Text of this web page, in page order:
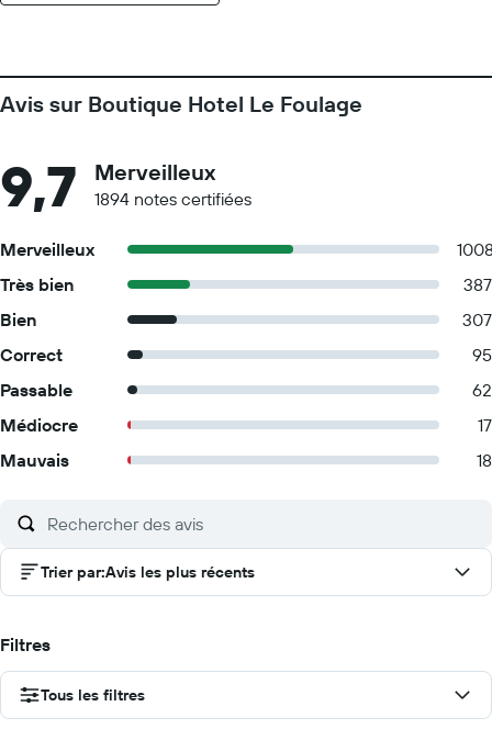
Avis sur Boutique Hotel Le Foulage
9,7 Merveilleux
1894 notes certifiées
Merveilleux
Très bien
387
Bien
307
Correct
95
Passable
62
Médiocre
17
Mauvais
18
Trier par:Avis les plus récents
Filtres
Tous les filtres